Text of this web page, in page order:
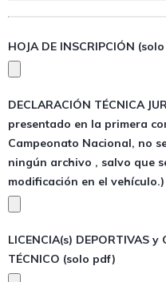
HOJA DE INSCRIPCIÓN
DECLARACIÓN TÉCNICA
presentado en la primera
Campeonato Nacional, no
ningún archivo , salvo que
modificación en el vehículo.)
LICENCIA(s) DEPORTIVAS y
TÉCNICO (solo pdf)